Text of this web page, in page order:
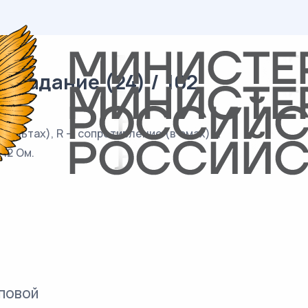
задание (24) / 102
R — сопротивление (в омах), t
Ом.